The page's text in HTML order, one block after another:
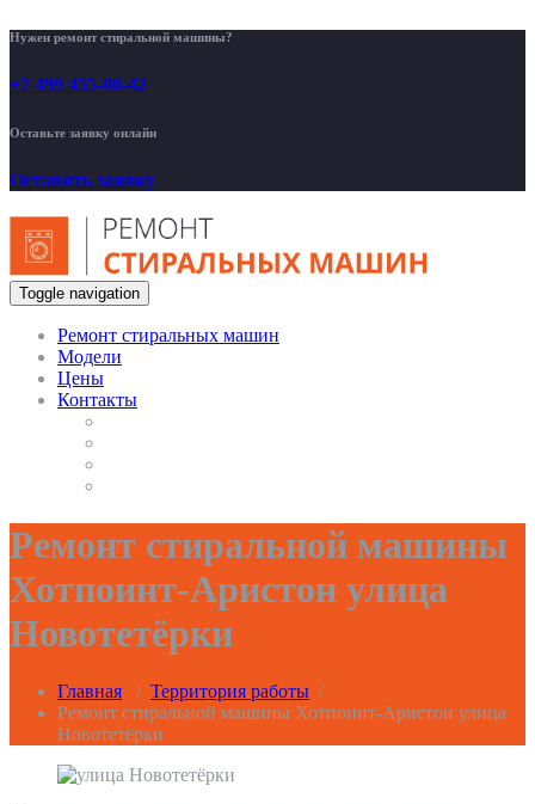
Нужен ремонт стиральной машины?
+7 499 455-00-42
Оставьте заявку онлайн
Оставить заявку
Toggle navigation
Ремонт стиральных машин
Модели
Цены
Контакты
Ремонт стиральной машины
Хотпоинт-Аристон улица
Новотетёрки
Главная / Территория работы /
Ремонт стиральной машины Хотпоинт-Аристон улица
Новотетёрки